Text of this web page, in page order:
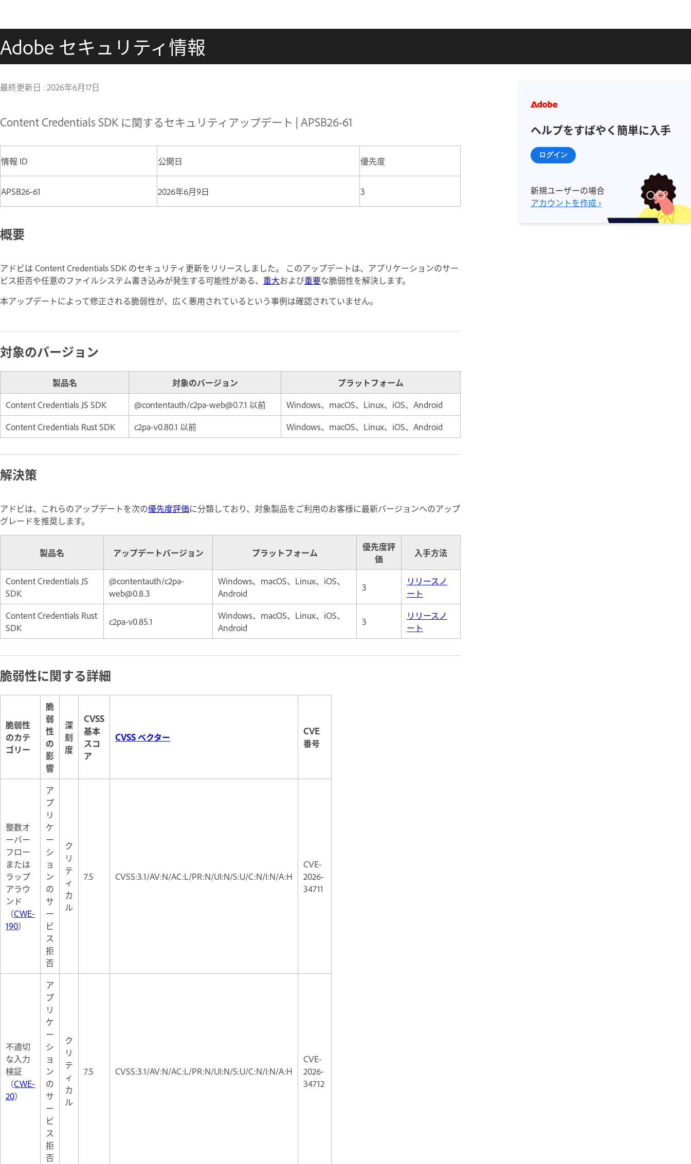
Adobe セキュリティ情報
最終更新日 :2026年6月17日
Content Credentials SDK に関するセキュリティアップデート | APSB26-61
情報 ID 公開日 優先度
APSB26-61 2026年6月9日 3
概要
アドビは Content Credentials SDK のセキュリティ更新をリリースしました。 このアップデートは、アプリケーションのサー
ビス拒否や任意のファイルシステム書き込みが発生する可能性がある、 重大および重要な脆弱性を解決します。
本アップデートによって修正される脆弱性が、広く悪用されているという事例は確認されていません。
対象のバージョン
製品名 対象のバージョン
プラットフォーム
Content Credentials JS SDK
@contentauth/c2pa-web@0.7.1 以前
Windows、macOS、Linux、iOS、Android
Content Credentials Rust SDK
c2pa-v0.80.1 以前 Windows、macOS、Linux、iOS、Android
解決策
アドビは、これらのアップデートを次の優先度評価に分類しており、対象製品をご利用のお客様に最新バージョンへのアップ
グレードを推奨します。
製品名 アップデートバージョン プラットフォーム
優先度評
価
入手方法
Content Credentials JS
SDK
@contentauth/c2pa-
web@0.8.3
Windows、macOS、Linux、iOS、
Android
3
リリースノ
ート
Content Credentials Rust
SDK
c2pa-v0.85.1
Windows、macOS、Linux、iOS、
Android
3
リリースノ
ート
脆弱性に関する詳細
脆弱性
のカテ
ゴリー
脆
弱
性
の
影
響
深
刻
度
CVSS
基本
スコ
ア
CVSS ベクター
CVE
番号
整数オ
ーバー
フロー
または
ラップ
アラウ
ンド
（CWE-
190）
ア
プ
リ
ケ
ー
シ
ョ
ン
の
サ
ー
ビ
ス
拒
否
ク
リ
テ
ィ
カ
ル
7.5 CVSS:3.1/AV:N/AC:L/PR:N/UI:N/S:U/C:N/I:N/A:H
CVE-
2026-
34711
不適切
な入力
検証
（CWE-
20）
ア
プ
リ
ケ
ー
シ
ョ
ン
の
サ
ー
ビ
ス
拒
否
ク
リ
テ
ィ
カ
ル
7.5 CVSS:3.1/AV:N/AC:L/PR:N/UI:N/S:U/C:N/I:N/A:H
CVE-
2026-
34712
ヘルプをすばやく簡単に入手
ログイン
新規ユーザーの場合
アカウントを作成 ›